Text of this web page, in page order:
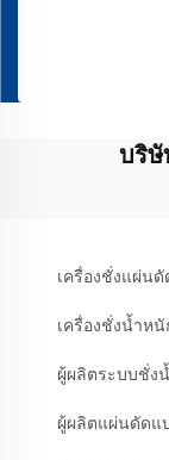
บริ
เครื่องชั่งแผ่นดั
เครื่องชั่งน้ำห
ผู้ผลิตระบบชั่ง
ผู้ผลิตแผ่นดัดแ